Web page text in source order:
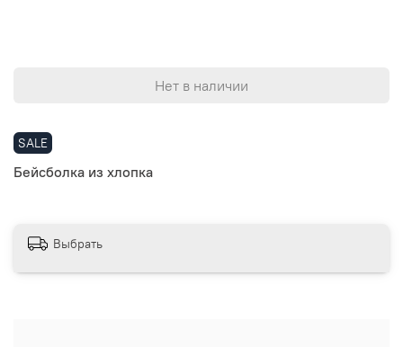
SALE
Бейсболка из хлопка
Нет в наличии
Выбрать